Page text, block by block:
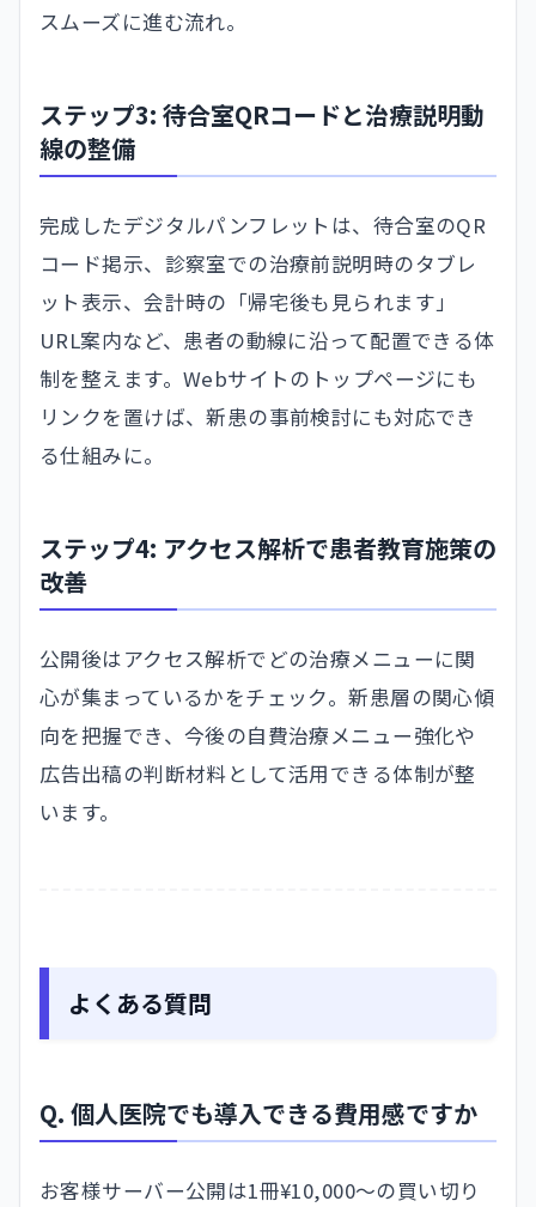
スムーズに進む流れ。
ステップ3: 待合室QRコードと治療説明動
線の整備
完成したデジタルパンフレットは、待合室のQR
コード掲示、診察室での治療前説明時のタブレ
ット表示、会計時の「帰宅後も見られます」
URL案内など、患者の動線に沿って配置できる体
制を整えます。Webサイトのトップページにも
リンクを置けば、新患の事前検討にも対応でき
る仕組みに。
ステップ4: アクセス解析で患者教育施策の
改善
公開後はアクセス解析でどの治療メニューに関
心が集まっているかをチェック。新患層の関心傾
向を把握でき、今後の自費治療メニュー強化や
広告出稿の判断材料として活用できる体制が整
います。
よくある質問
Q. 個人医院でも導入できる費用感ですか
お客様サーバー公開は1冊¥10,000〜の買い切り